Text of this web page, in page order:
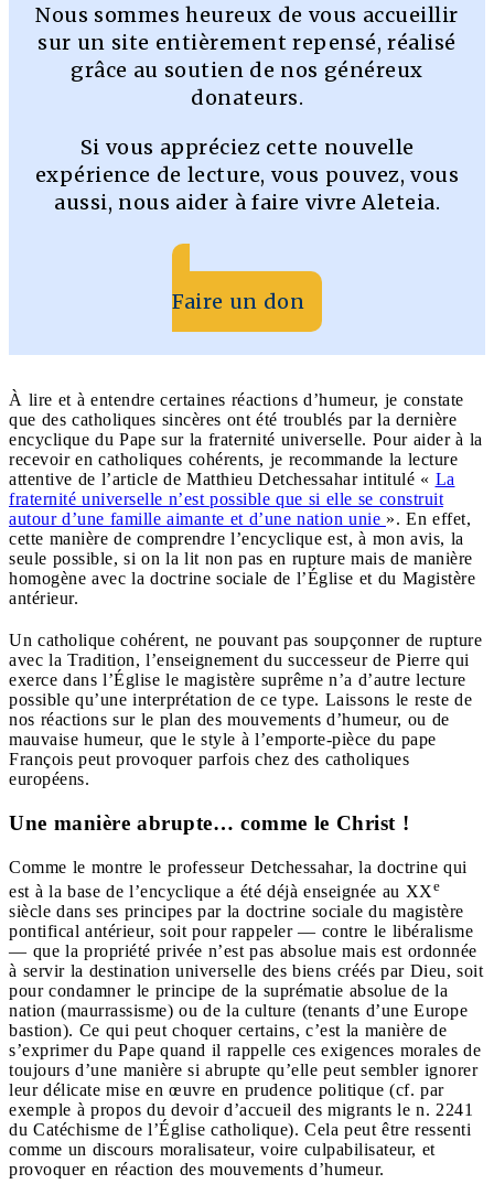
Nous sommes heureux de vous accueillir
sur un site entièrement repensé, réalisé
grâce au soutien de nos généreux
donateurs.
Si vous appréciez cette nouvelle
expérience de lecture, vous pouvez, vous
aussi, nous aider à faire vivre Aleteia.
Faire un don
À lire et à entendre certaines réactions d’humeur, je constate
que des catholiques sincères ont été troublés par la dernière
encyclique du Pape sur la fraternité universelle. Pour aider à la
recevoir en catholiques cohérents, je recommande la lecture
attentive de l’article de Matthieu Detchessahar intitulé « La
fraternité universelle n’est possible que si elle se construit
autour d’une famille aimante et d’une nation unie ». En effet,
cette manière de comprendre l’encyclique est, à mon avis, la
seule possible, si on la lit non pas en rupture mais de manière
homogène avec la doctrine sociale de l’Église et du Magistère
antérieur.
Un catholique cohérent, ne pouvant pas soupçonner de rupture
avec la Tradition, l’enseignement du successeur de Pierre qui
exerce dans l’Église le magistère suprême n’a d’autre lecture
possible qu’une interprétation de ce type. Laissons le reste de
nos réactions sur le plan des mouvements d’humeur, ou de
mauvaise humeur, que le style à l’emporte-pièce du pape
François peut provoquer parfois chez des catholiques
européens.
Une manière abrupte… comme le Christ !
Comme le montre le professeur Detchessahar, la doctrine qui
est à la base de l’encyclique a été déjà enseignée au XXe
siècle dans ses principes par la doctrine sociale du magistère
pontifical antérieur, soit pour rappeler — contre le libéralisme
— que la propriété privée n’est pas absolue mais est ordonnée
à servir la destination universelle des biens créés par Dieu, soit
pour condamner le principe de la suprématie absolue de la
nation (maurrassisme) ou de la culture (tenants d’une Europe
bastion). Ce qui peut choquer certains, c’est la manière de
s’exprimer du Pape quand il rappelle ces exigences morales de
toujours d’une manière si abrupte qu’elle peut sembler ignorer
leur délicate mise en œuvre en prudence politique (cf. par
exemple à propos du devoir d’accueil des migrants le n. 2241
du Catéchisme de l’Église catholique). Cela peut être ressenti
comme un discours moralisateur, voire culpabilisateur, et
provoquer en réaction des mouvements d’humeur.